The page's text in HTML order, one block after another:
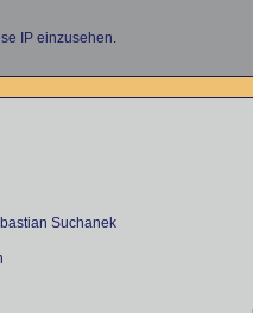
IP einzusehen.
Suchanek